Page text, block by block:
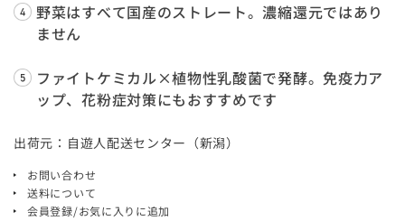
野菜はすべて国産のストレート。濃縮還元ではあり
ません
ファイトケミカル×植物性乳酸菌で発酵。免疫力ア
ップ、花粉症対策にもおすすめです
出荷元：自遊人配送センター（新潟）
お問い合わせ
送料について
会員登録/お気に入りに追加